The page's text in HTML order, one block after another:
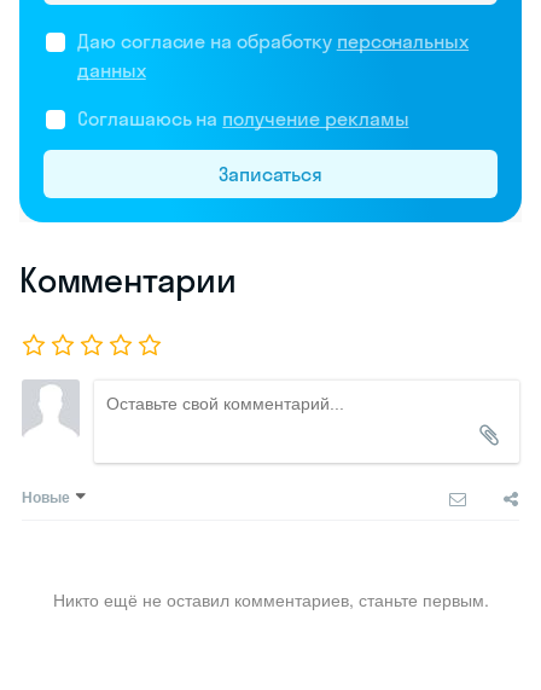
Даю согласие на обработку персональных
данных
Соглашаюсь на получение рекламы
Записаться
Комментарии
Новые
Никто ещё не оставил комментариев, станьте первым.